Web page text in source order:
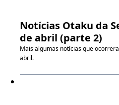
Notícias Otaku da
de abril (parte 2)
Mais algumas notícias que
abril.